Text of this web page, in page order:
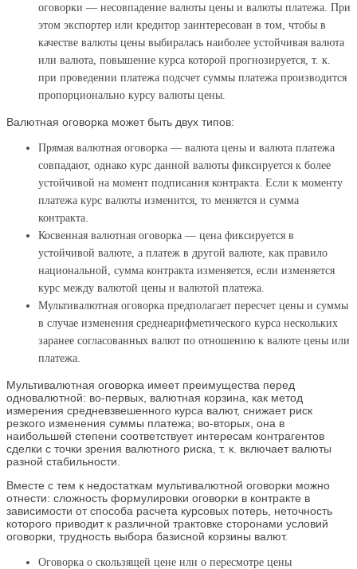
оговорки — несовпадение валюты цены и валюты платежа. При
этом экспортер или кредитор заинтересован в том, чтобы в
качестве валюты цены выбиралась наиболее устойчивая валюта
или валюта, повышение курса которой прогнозируется, т. к.
при проведении платежа подсчет суммы платежа производится
пропорционально курсу валюты цены.
Валютная оговорка может быть двух типов:
Прямая валютная оговорка — валюта цены и валюта платежа
совпадают, однако курс данной валюты фиксируется к более
устойчивой на момент подписания контракта. Если к моменту
платежа курс валюты изменится, то меняется и сумма
контракта.
Косвенная валютная оговорка — цена фиксируется в
устойчивой валюте, а платеж в другой валюте, как правило
национальной, сумма контракта изменяется, если изменяется
курс между валютой цены и валютой платежа.
Мультивалютная оговорка предполагает пересчет цены и суммы
в случае изменения среднеарифметического курса нескольких
заранее согласованных валют по отношению к валюте цены или
платежа.
Мультивалютная оговорка имеет преимущества перед
одновалютной: во-первых, валютная корзина, как метод
измерения средневзвешенного курса валют, снижает риск
резкого изменения суммы платежа; во-вторых, она в
наибольшей степени соответствует интересам контрагентов
сделки с точки зрения валютного риска, т. к. включает валюты
разной стабильности.
Вместе с тем к недостаткам мультивалютной оговорки можно
отнести: сложность формулировки оговорки в контракте в
зависимости от способа расчета курсовых потерь, неточность
которого приводит к различной трактовке сторонами условий
оговорки, трудность выбора базисной корзины валют.
Оговорка о скользящей цене или о пересмотре цены